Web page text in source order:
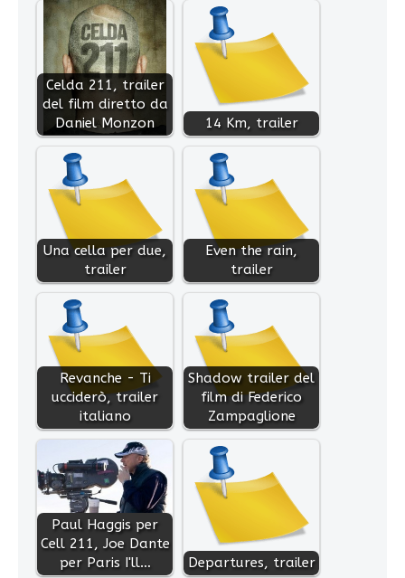
Celda 211, trailer
del film diretto da
Daniel Monzon
14 Km, trailer
Una cella per due,
trailer
Even the rain,
trailer
Revanche - Ti
ucciderò, trailer
italiano
Shadow trailer del
film di Federico
Zampaglione
Paul Haggis per
Cell 211, Joe Dante
per Paris I'll…
Departures, trailer